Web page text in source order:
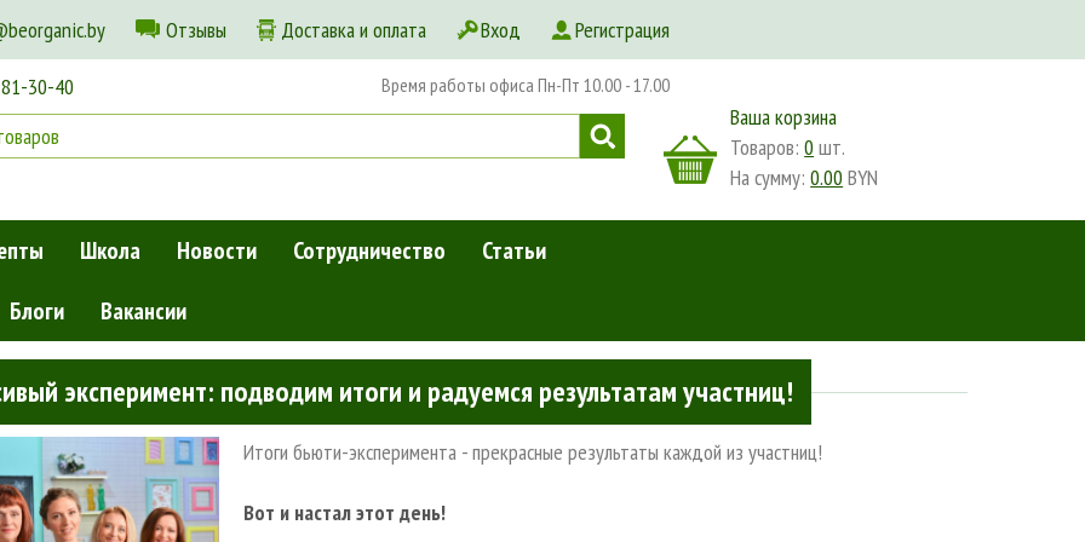
Отзывы Доставка и оплата Вход Регистрация
30-40 Время работы офиса Пн-Пт 10.00 - 17.00
Ваша корзина
Товаров:0 шт.
На сумму:0.00 BYN
Школа Новости Сотрудничество
Статьи
Блоги Вакансии
и радуемся результатам участниц!
эксперимент: подводим итоги и радуемся результатам участниц!
Итоги бьюти-эксперимента - прекрасные результаты каждой из участниц!
Вот и настал этот день!